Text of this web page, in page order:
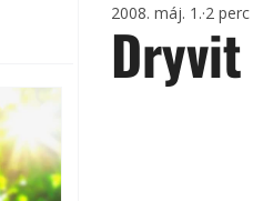
2008. máj. 1. 2